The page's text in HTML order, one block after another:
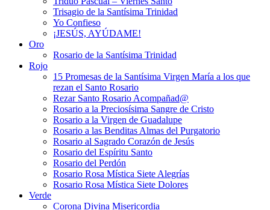
Trisagio de la Santísima Trinidad
Yo Confieso
¡JESÚS, AYÚDAME!
Oro
Rosario de la Santísima Trinidad
Rojo
15 Promesas de la Santísima Virgen María a los que
rezan el Santo Rosario
Rezar Santo Rosario Acompañad@
Rosario a la Preciosísima Sangre de Cristo
Rosario a la Virgen de Guadalupe
Rosario a las Benditas Almas del Purgatorio
Rosario al Sagrado Corazón de Jesús
Rosario del Espíritu Santo
Rosario del Perdón
Rosario Rosa Mística Siete Alegrías
Rosario Rosa Mística Siete Dolores
Verde
Corona Divina Misericordia